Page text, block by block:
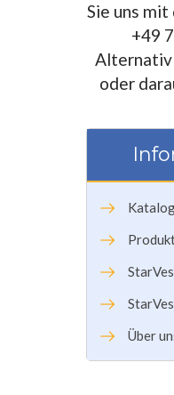
Sie uns
+49
Alternativ
oder
Über